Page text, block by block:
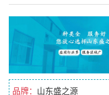
品牌： 山东盛之源